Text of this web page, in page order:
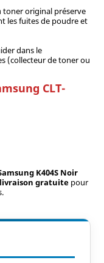
original préserve
les fuites de poudre et
dans le
(collecteur de toner ou
CLT-
K404S Noir
livraison gratuitepour